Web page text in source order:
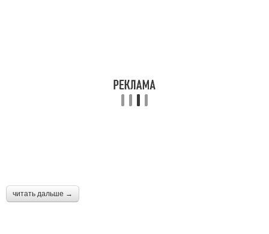
читать дальше →